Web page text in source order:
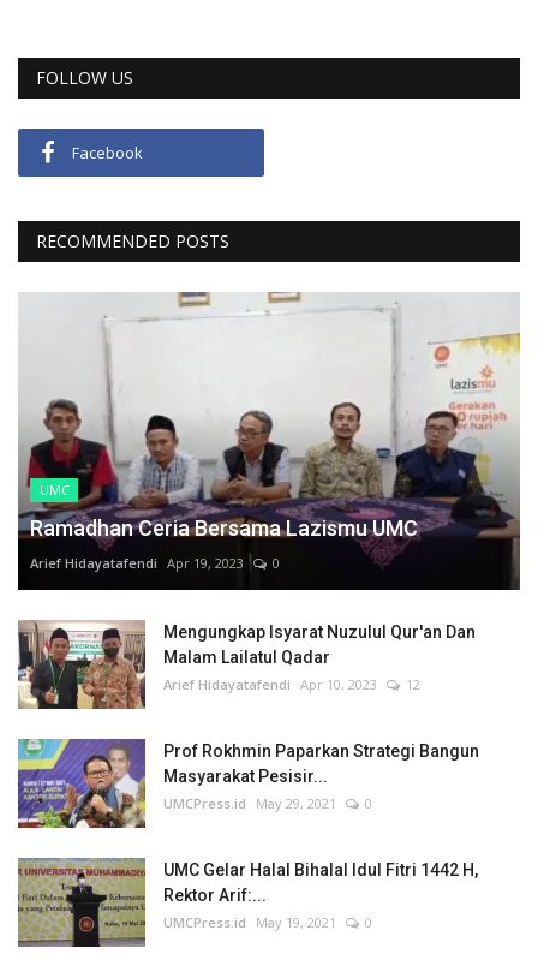
FOLLOW US
Facebook
RECOMMENDED POSTS
UMC
Ramadhan Ceria Bersama Lazismu UMC
Arief Hidayatafendi Apr 19, 2023 0
Mengungkap Isyarat Nuzulul Qur'an Dan
Malam Lailatul Qadar
Arief Hidayatafendi Apr 10, 2023 12
Prof Rokhmin Paparkan Strategi Bangun
Masyarakat Pesisir...
UMCPress.id May 29, 2021 0
UMC Gelar Halal Bihalal Idul Fitri 1442 H,
Rektor Arif:...
UMCPress.id May 19, 2021 0